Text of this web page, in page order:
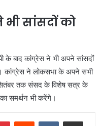
भी सांसदों को
बाद कांग्रेस ने भी अपने सांसदों
कांग्रेस ने लोकसभा के अपने सभी
तक संसद के विशेष सत्र के
का समर्थन भी करेंगे।
PinterestReddit VKontakteShare via Email